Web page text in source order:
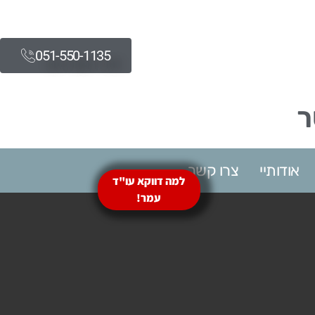
051-550-1135​
אודותיי צרו קשר
למה דווקא עו"ד
עמר!